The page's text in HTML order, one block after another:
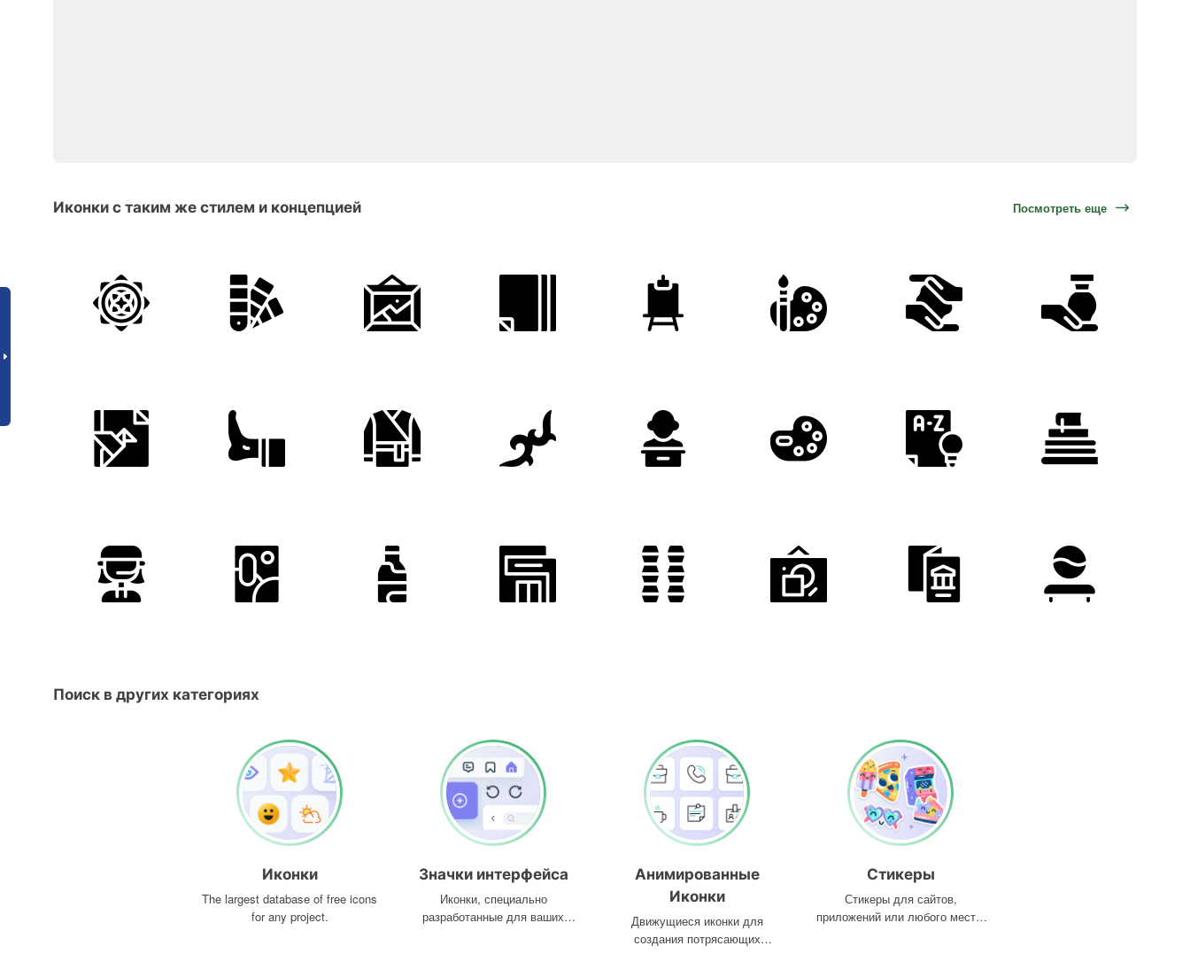
Иконки с таким же стилем и концепцией Посмотреть еще
Поиск в других категориях
Иконки
The largest database of free icons
for any project.
Значки интерфейса
Иконки, специально
разработанные для ваших
Анимированные
Иконки
Движущиеся иконки для
создания потрясающих
Стикеры
Стикеры для сайтов,
приложений или любого места,